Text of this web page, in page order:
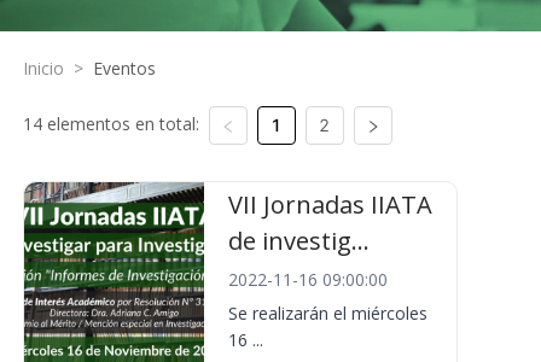
Inicio > Eventos
14 elementos en total: 1 2
VII Jornadas IIATA
de investig...
2022-11-16 09:00:00
Se realizarán el miércoles
16 ...